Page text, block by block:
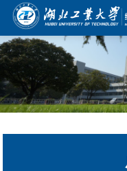
伟德国际